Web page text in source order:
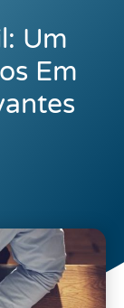
Um
Em